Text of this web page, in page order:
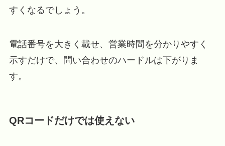
すくなるでしょう。
電話番号を大きく載せ、営業時間を分かりやすく
示すだけで、問い合わせのハードルは下がりま
す。
QRコードだけでは使えない